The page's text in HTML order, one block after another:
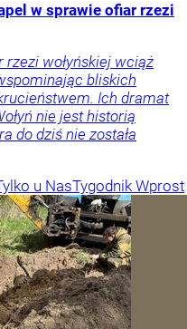
w sprawie ofiar rzezi
rzezi wołyńskiej wciąż
bliskich
Ich dramat
nie jest historią
do dziś nie została
u NasTygodnik Wprost